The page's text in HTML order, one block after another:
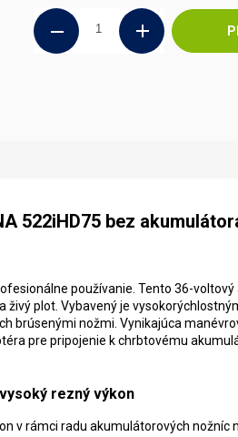
522iHD75 bez
používanie. Tento 36-
plot. Vybavený je
brúsenými nožmi. Vynikajúca
pre pripojenie k chrbtovému
rezný výkon
v rámci radu akumulátorových nožníc